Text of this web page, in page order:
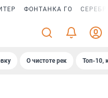
ФОНТАНКА ГО
О чистоте рек Топ-10,